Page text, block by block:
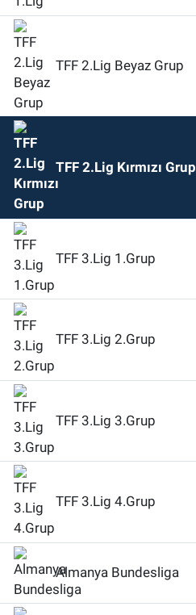
TFF 2.Lig Beyaz Grup
TFF 2.Lig Kırmızı Grup
TFF 3.Lig 1.Grup
TFF 3.Lig 2.Grup
TFF 3.Lig 3.Grup
TFF 3.Lig 4.Grup
Almanya Bundesliga